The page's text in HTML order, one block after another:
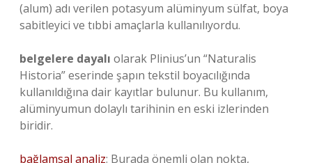
(alum) adı verilen potasyum alüminyum sülfat, boya
sabitleyici ve tıbbi amaçlarla kullanılıyordu.
belgelere dayalı olarak Plinius’un “Naturalis
Historia” eserinde şapın tekstil boyacılığında
kullanıldığına dair kayıtlar bulunur. Bu kullanım,
alüminyumun dolaylı tarihinin en eski izlerinden
biridir.
bağlamsal analiz: Burada önemli olan nokta,